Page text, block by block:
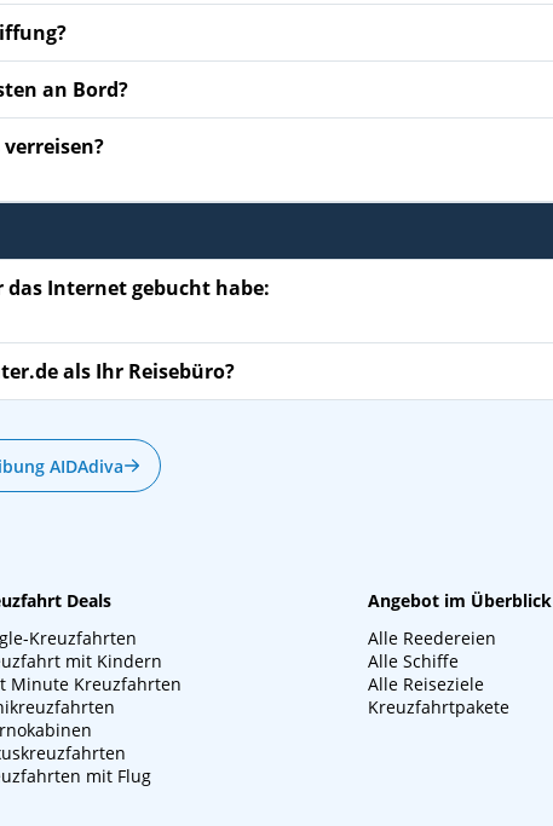
an Bord?
das Internet gebucht habe:
als Ihr Reisebüro?
AIDAdiva
Deals
Kreuzfahrten
mit Kindern
Minute Kreuzfahrten
mit Flug
Angebot im Überblick
Alle Reedereien
Alle Schiffe
Alle Reiseziele
Kreuzfahrtpakete